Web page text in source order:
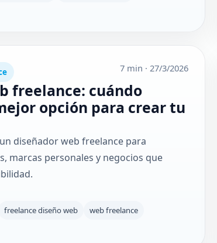
7 min · 27/3/2026
freelance: cuándo
opción para crear tu
diseñador web freelance para
marcas personales y negocios que
freelance diseño web web freelance